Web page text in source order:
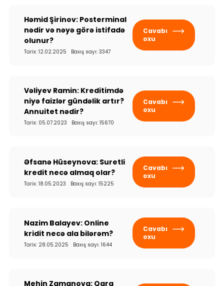
Həmid Şirinov: Posterminal
nədir və nəyə görə istifadə
olunur?
Tarix: 12.02.2025 Baxış sayı: 3347
Cavabı
oxu
Vəliyev Ramin: Kreditimdə
niyə faizlər gündəlik artır?
Annuitet nədir?
Tarix: 05.07.2023 Baxış sayı: 15670
Cavabı
oxu
Əfsanə Hüseynova: Suretli
kredit necə almaq olar?
Tarix: 18.05.2023 Baxış sayı: 15225
Cavabı
oxu
Nazim Balayev: Online
kridit necə ala bilərəm?
Tarix: 28.05.2025 Baxış sayı: 1644
Cavabı
oxu
Mehin Zamanova: Qara